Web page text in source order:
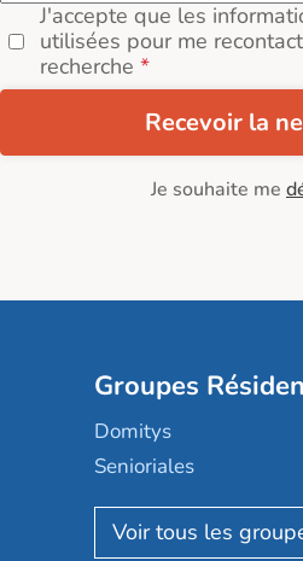
J'accepte que les
utilisées pour me
recherche
Recevoir la
Je souhaite me
Groupes
Domitys
Senioriales
Nohée
Les Résidentiels